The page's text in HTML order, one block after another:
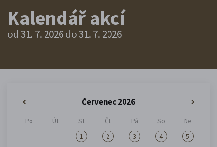
Kalendář akcí
od 31. 7. 2026 do 31. 7. 2026
Červenec 2026
Po Út St Čt Pá So
Ne
1
2 3 4
5